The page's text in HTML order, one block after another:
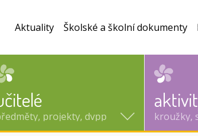
projekty, dvpp kroužky,
Aktuality Školské a školní dokumenty